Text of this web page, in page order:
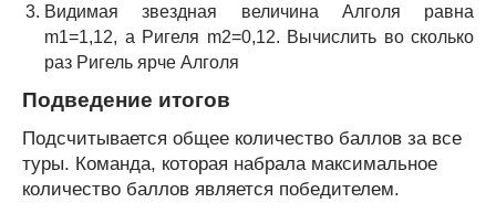
Видимая звездная величина Алголя равна
m1=1,12, а Ригеля m2=0,12. Вычислить во сколько
раз Ригель ярче Алголя
Подведение итогов
Подсчитывается общее количество баллов за все
туры. Команда, которая набрала максимальное
количество баллов является победителем.